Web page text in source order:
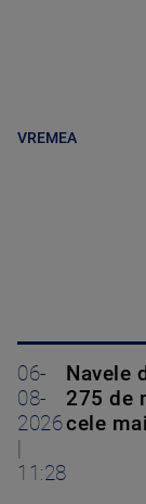
VREMEA
06-
08-
2026
11:28
Navele
275 de
cele